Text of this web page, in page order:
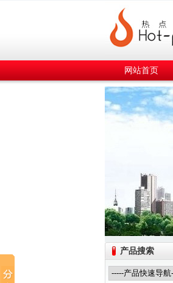
网站首页
产品搜索